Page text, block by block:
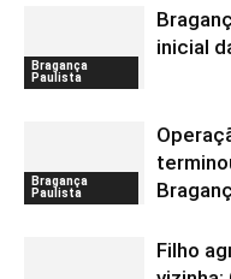
Bragança
Paulista
inicial
Bragança
Paulista
Filho